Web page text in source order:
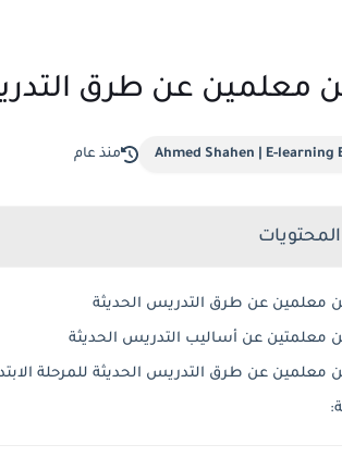
معلمين عن طرق
Ahmed Shahen | E-learning منذ عام
معلمين عن طرق التدريس الحديثة
معلمتين عن أساليب التدريس الحديثة
معلمين عن طرق التدريس الحديثة للمرحلة